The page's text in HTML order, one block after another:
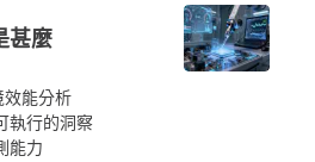
甚麼
效能分析
執行的洞察
能力